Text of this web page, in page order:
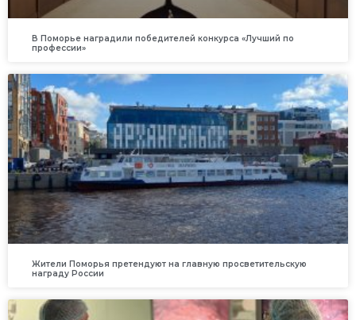
В Поморье наградили победителей конкурса «Лучший по
профессии»
Жители Поморья претендуют на главную просветительскую
награду России